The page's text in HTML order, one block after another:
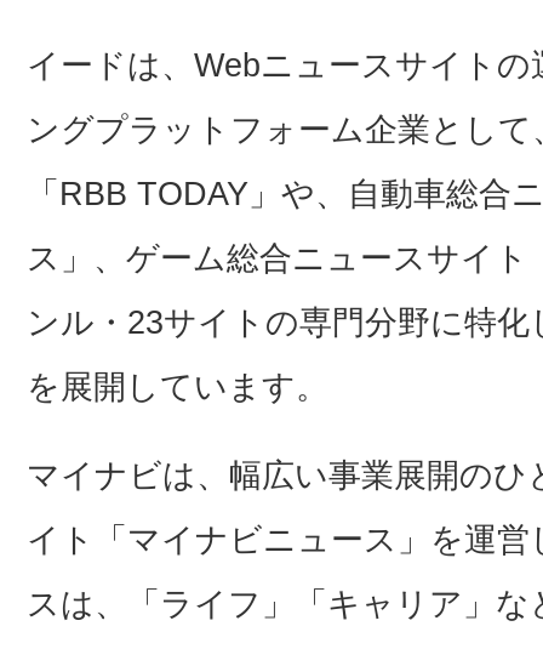
イードは、Webニュースサイト
ングプラットフォーム企業とし
「RBB TODAY」や、自動車総合
ス」、ゲーム総合ニュースサイ
ンル・23サイトの専門分野に特
を展開しています。
マイナビは、幅広い事業展開の
イト「マイナビニュース」を運
スは、「ライフ」「キャリア」